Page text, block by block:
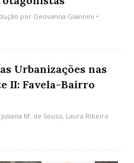
por Geovanna Giannini •
Urbanizações nas
II: Favela-Bairro
Juliana M. de Souza, Laura Ribeiro